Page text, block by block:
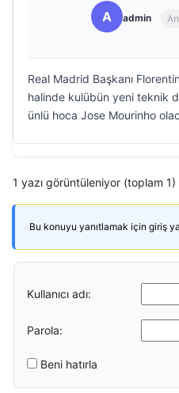
A admin
Real Madrid Başkanı
halinde kulübün yeni teknik
ünlü hoca Jose Mourinho
1 yazı görüntüleniyor (toplam 1)
Bu konuyu yanıtlamak için giriş
Kullanıcı adı:
Parola:
Beni hatırla